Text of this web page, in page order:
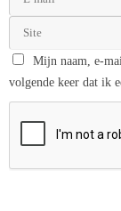
Mijn naam, e-
volgende keer dat ik